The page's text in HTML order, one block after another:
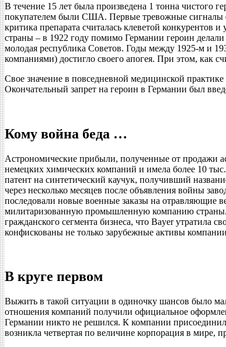
В течение 15 лет была произведена 1 тонна чистого
покупателем были США. Первые тревожные сигналы
критика препарата считалась клеветой конкурентов
страны – в 1922 году помимо Германии героин
молодая республика Советов. Годы между 1925-м и
компаниями) достигло своего апогея. При этом, как
Свое значение в повседневной медицинской
Окончательный запрет на героин в Германии был
Кому война беда …
Астрономические прибыли, полученные от продажи
немецких химических компаний и имела более 10
патент на синтетический каучук, получивший
через несколько месяцев после объявления войны
последовали новые военные заказы на отравляющие
милитаризованную промышленную компанию страны.
гражданского сегмента бизнеса, что Bayer
конфискованы не только зарубежные активы
В круге первом
Выжить в такой ситуации в одиночку шансов было
отношения компаний получили официальное
Германии никто не решился. К компании
возникла четвертая по величине корпорация в мире,